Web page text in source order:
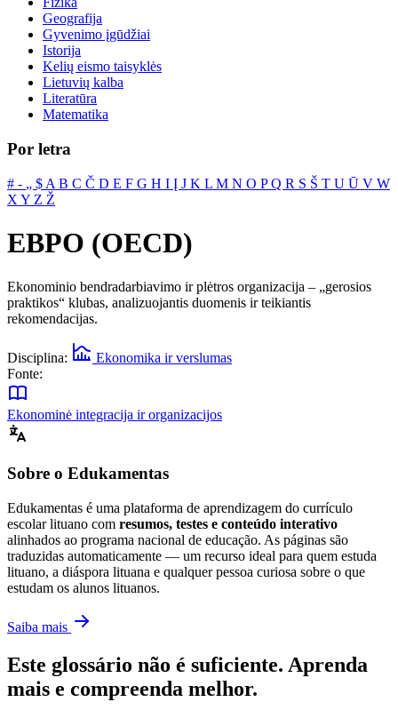
Geografija
Gyvenimo įgūdžiai
Istorija
Kelių eismo taisyklės
Lietuvių kalba
Literatūra
Matematika
Por letra
# ‐ „ $ A B C Č D E F G H I Į J K L M N O PQ R S Š T U Ū V W
X Y Z Ž
EBPO (OECD)
Ekonominio bendradarbiavimo ir plėtros organizacija – „gerosios
praktikos“ klubas, analizuojantis duomenis ir teikiantis
rekomendacijas.
Disciplina:
Ekonomika ir verslumas
Fonte:
Ekonominė integracija ir organizacijos
Sobre o Edukamentas
Edukamentas é uma plataforma de aprendizagem do currículo
escolar lituano com resumos, testes e conteúdo interativo
alinhados ao programa nacional de educação. As páginas são
traduzidas automaticamente — um recurso ideal para quem estuda
lituano, a diáspora lituana e qualquer pessoa curiosa sobre o que
estudam os alunos lituanos.
Saiba mais
Este glossário não é suficiente. Aprenda
mais e compreenda melhor.